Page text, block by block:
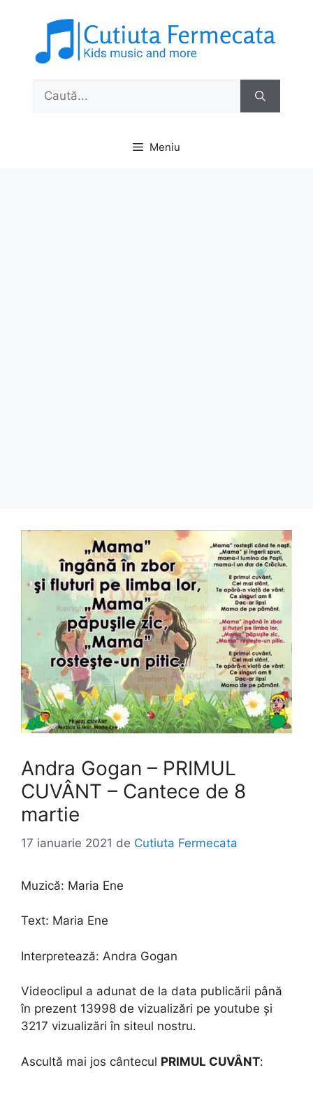
Caută
Meniu
Andra Gogan – PRIMUL
CUVÂNT – Cantece de 8
martie
17 ianuarie 2021 de Cutiuta Fermecata
Muzică: Maria Ene
Text: Maria Ene
Interpretează: Andra Gogan
Videoclipul a adunat de la data publicării până
în prezent 13998 de vizualizări pe youtube și
3217 vizualizări în siteul nostru.
Ascultă mai jos cântecul PRIMUL CUVÂNT: